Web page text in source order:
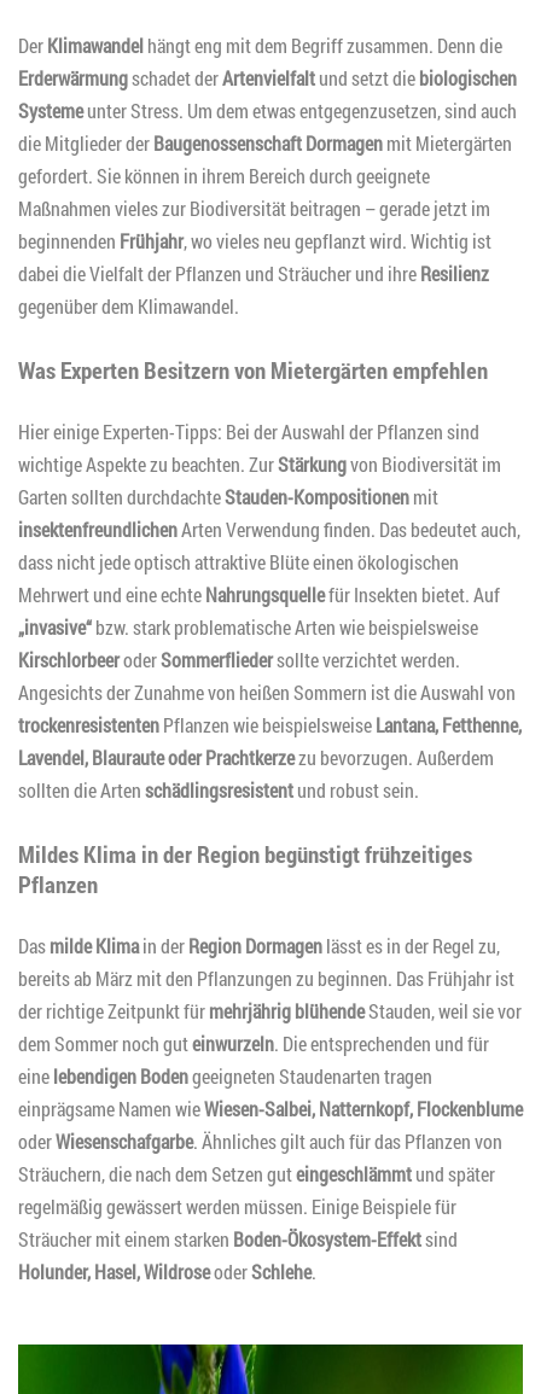
DerKlimawandelhängt eng mit dem Begriff zusammen. Denn die
Erderwärmungschadet derArtenvielfaltund setzt diebiologischen
Systemeunter Stress. Um dem etwas entgegenzusetzen, sind auch
die Mitglieder derBaugenossenschaft Dormagenmit Mietergärten
gefordert. Sie können in ihrem Bereich durch geeignete
Maßnahmen vieles zur Biodiversität beitragen – gerade jetzt im
beginnenden Frühjahr, wo vieles neu gepflanzt wird. Wichtig ist
dabei die Vielfalt der Pflanzen und Sträucher und ihreResilienz
gegenüber dem Klimawandel.
Was Experten Besitzern von Mietergärten empfehlen
Hier einige Experten-Tipps: Bei der Auswahl der Pflanzen sind
wichtige Aspekte zu beachten. ZurStärkungvon Biodiversität im
Garten sollten durchdachteStauden-Kompositionenmit
insektenfreundlichenArten Verwendung finden. Das bedeutet auch,
dass nicht jede optisch attraktive Blüte einen ökologischen
Mehrwert und eine echteNahrungsquellefür Insekten bietet. Auf
„invasive“bzw. stark problematische Arten wie beispielsweise
KirschlorbeeroderSommerfliedersollte verzichtet werden.
Angesichts der Zunahme von heißen Sommern ist die Auswahl von
trockenresistentenPflanzen wie beispielsweiseLantana, Fetthenne,
Lavendel, Blauraute oder Prachtkerzezu bevorzugen. Außerdem
sollten die Artenschädlingsresistentund robust sein.
Mildes Klima in der Region begünstigt frühzeitiges
Pflanzen
Dasmilde Klimain derRegion Dormagenlässt es in der Regel zu,
bereits ab März mit den Pflanzungen zu beginnen. Das Frühjahr ist
der richtige Zeitpunkt fürmehrjährig blühendeStauden, weil sie vor
dem Sommer noch guteinwurzeln. Die entsprechenden und für
einelebendigen Bodengeeigneten Staudenarten tragen
einprägsame Namen wieWiesen-Salbei, Natternkopf, Flockenblume
oderWiesenschafgarbe. Ähnliches gilt auch für das Pflanzen von
Sträuchern, die nach dem Setzen guteingeschlämmtund später
regelmäßig gewässert werden müssen. Einige Beispiele für
Sträucher mit einem starken Boden-Ökosystem-Effektsind
Holunder, Hasel, WildroseoderSchlehe.